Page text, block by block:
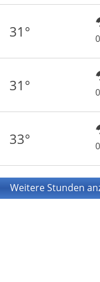
31°
31°
33°
Weitere Stunden